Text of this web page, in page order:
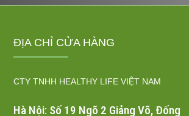
ĐỊA CHỈ CỬA HÀNG
CTY TNHH HEALTHY LIFE VIỆT NAM
Hà Nội: Số 19 Ngõ 2 Giảng Võ, Đống